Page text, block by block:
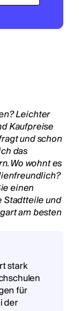
Leichter
Kaufpreise
und schon
das
Wo wohnt es
einen
Stadtteile und
am besten
stark
für
der